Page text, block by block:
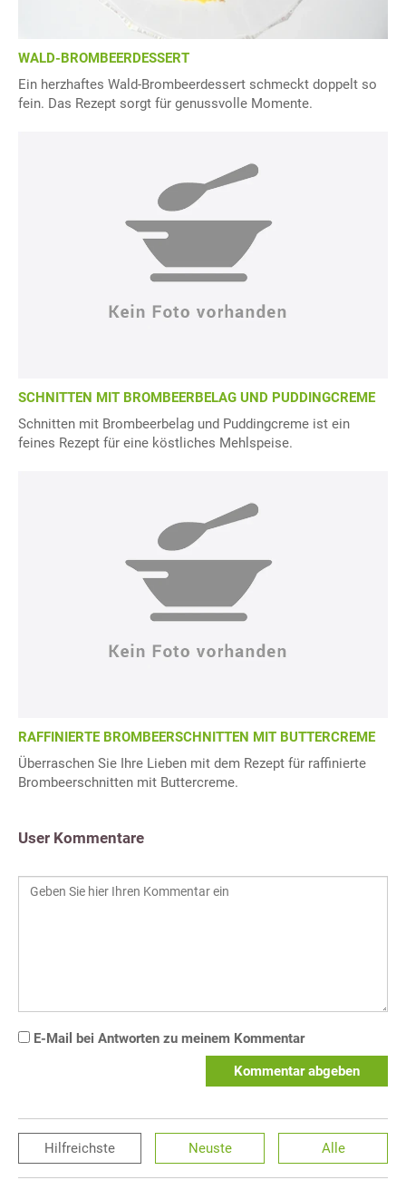
WALD-BROMBEERDESSERT
Ein herzhaftes Wald-Brombeerdessert schmeckt doppelt so
fein. Das Rezept sorgt für genussvolle Momente.
SCHNITTEN MIT BROMBEERBELAG UND PUDDINGCREME
Schnitten mit Brombeerbelag und Puddingcreme ist ein
feines Rezept für eine köstliches Mehlspeise.
RAFFINIERTE BROMBEERSCHNITTEN MIT BUTTERCREME
Überraschen Sie Ihre Lieben mit dem Rezept für raffinierte
Brombeerschnitten mit Buttercreme.
User Kommentare
E-Mail bei Antworten zu meinem Kommentar
Kommentar abgeben
Hilfreichste Neuste Alle